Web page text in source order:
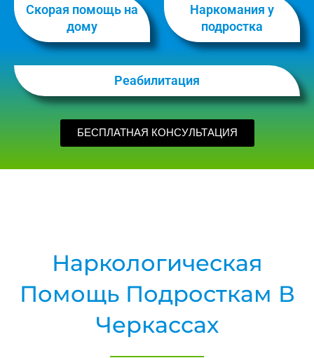
Скорая помощь на
дому
Наркомания у
подростка
Реабилитация
БЕСПЛАТНАЯ КОНСУЛЬТАЦИЯ
Наркологическая
Помощь Подросткам В
Черкассах